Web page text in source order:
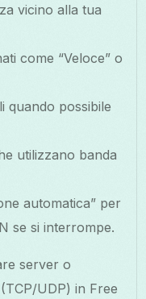
vicino alla tua
come “Veloce” o
quando possibile
utilizzano banda
automatica” per
se si interrompe.
server o
UDP) in Free